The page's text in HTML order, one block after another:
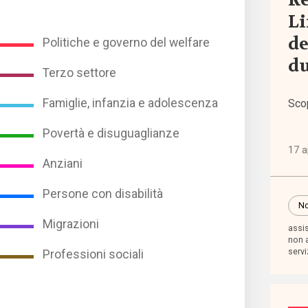
Politiche e governo del welfare
Terzo settore
Famiglie, infanzia e adolescenza
Povertà e disuguaglianze
Anziani
Persone con disabilità
Migrazioni
Professioni sociali
con
e
17
non